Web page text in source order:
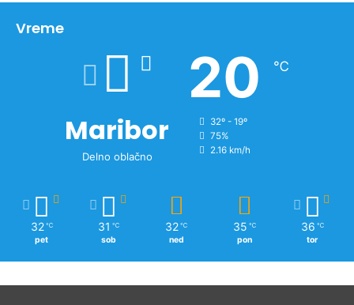
vVreme
Maribor
Delno oblačno
20 ℃
32º - 19º
75%
2.16 km/h
32 ℃
pet
31 ℃
sob
32 ℃
ned
35 ℃
pon
36 ℃
tor